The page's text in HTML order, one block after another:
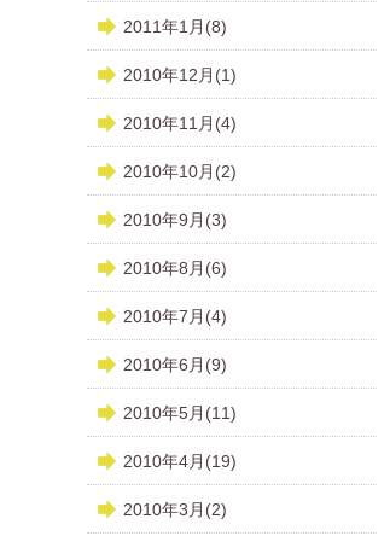
2011年1月(8)
2010年12月(1)
2010年11月(4)
2010年10月(2)
2010年9月(3)
2010年8月(6)
2010年7月(4)
2010年6月(9)
2010年5月(11)
2010年4月(19)
2010年3月(2)